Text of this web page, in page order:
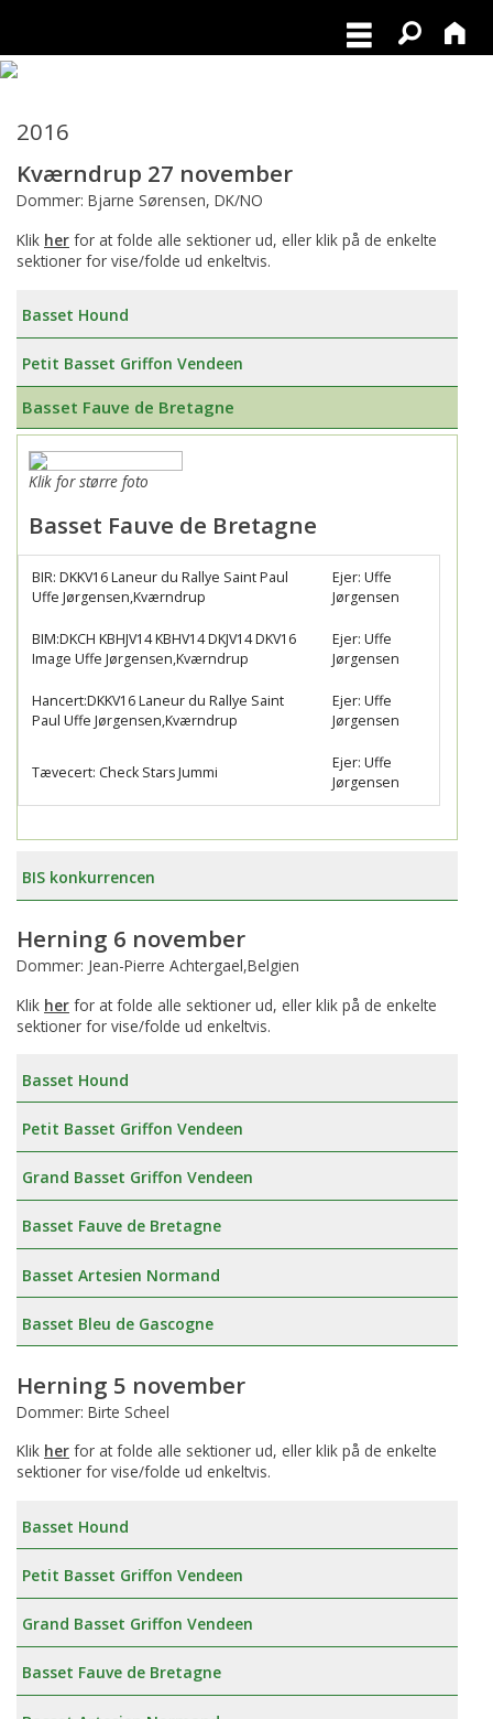
2016
Kværndrup 27 november
Dommer: Bjarne Sørensen, DK/NO
Klik her for at folde alle sektioner ud, eller klik på de enkelte
sektioner for vise/folde ud enkeltvis.
Basset Hound
Petit Basset Griffon Vendeen
Basset Fauve de Bretagne
Klik for større foto
Basset Fauve de Bretagne
BIR: DKKV16 Laneur du Rallye Saint Paul
Uffe Jørgensen,Kværndrup
Ejer: Uffe
Jørgensen
BIM:DKCH KBHJV14 KBHV14 DKJV14 DKV16
Image Uffe Jørgensen,Kværndrup
Ejer: Uffe
Jørgensen
Hancert:DKKV16 Laneur du Rallye Saint
Paul Uffe Jørgensen,Kværndrup
Ejer: Uffe
Jørgensen
Tævecert: Check Stars Jummi
Ejer: Uffe
Jørgensen
BIS konkurrencen
Herning 6 november
Dommer: Jean-Pierre Achtergael,Belgien
Klik her for at folde alle sektioner ud, eller klik på de enkelte
sektioner for vise/folde ud enkeltvis.
Basset Hound
Petit Basset Griffon Vendeen
Grand Basset Griffon Vendeen
Basset Fauve de Bretagne
Basset Artesien Normand
Basset Bleu de Gascogne
Herning 5 november
Dommer: Birte Scheel
Klik her for at folde alle sektioner ud, eller klik på de enkelte
sektioner for vise/folde ud enkeltvis.
Basset Hound
Petit Basset Griffon Vendeen
Grand Basset Griffon Vendeen
Basset Fauve de Bretagne